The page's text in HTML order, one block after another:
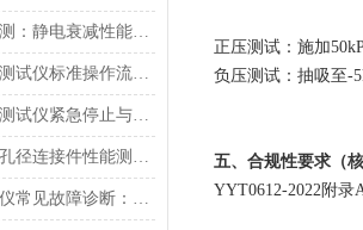
锂电池隔膜材料必测：静电衰减性能测试仪的操作难点突破
缝合针针尖刺穿力测试仪标准操作流程（SOP）及实验员培训要点
小孔径连接件性能测试仪紧急停止与异常状态下的安全复位操作
三步搞定校准：小孔径连接件性能测试仪的每日开机自检流程详解
静电衰减性能测试仪常见故障诊断：充电不稳定与电位漂移排查
正压测试：施加
负压测试：抽吸至-
五、合规性要求（
YYT0612-2022附录